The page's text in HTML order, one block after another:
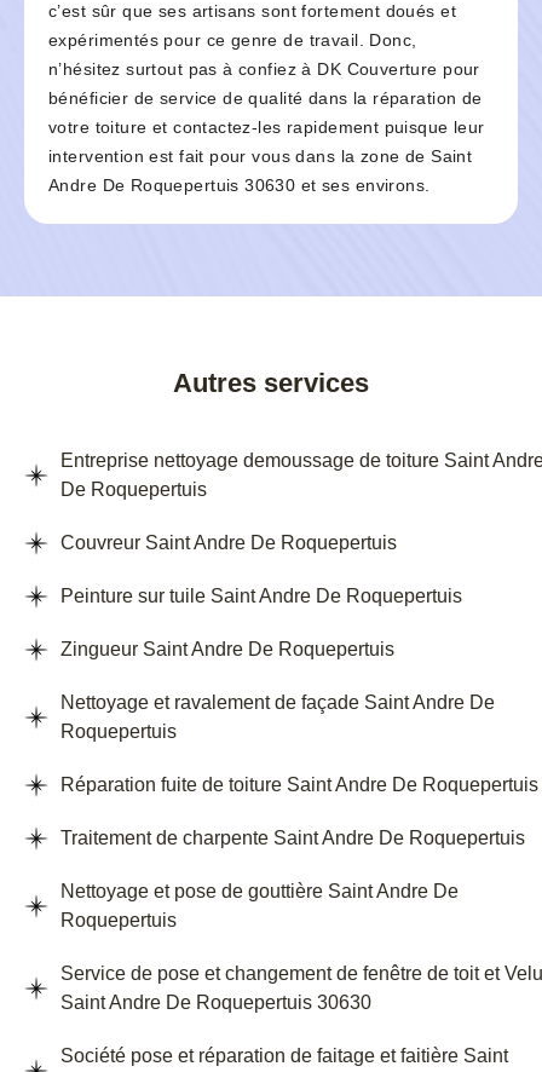
c’est sûr que ses artisans sont fortement doués et
expérimentés pour ce genre de travail. Donc,
n’hésitez surtout pas à confiez à DK Couverture pour
bénéficier de service de qualité dans la réparation de
votre toiture et contactez-les rapidement puisque leur
intervention est fait pour vous dans la zone de Saint
Andre De Roquepertuis 30630 et ses environs.
Autres services
Entreprise nettoyage demoussage de toiture Saint
De Roquepertuis
Couvreur Saint Andre De Roquepertuis
Peinture sur tuile Saint Andre De Roquepertuis
Zingueur Saint Andre De Roquepertuis
Nettoyage et ravalement de façade Saint Andre De
Roquepertuis
Réparation fuite de toiture Saint Andre De Roquepertuis
Traitement de charpente Saint Andre De Roquepertuis
Nettoyage et pose de gouttière Saint Andre De
Roquepertuis
Service de pose et changement de fenêtre de toit et
Saint Andre De Roquepertuis 30630
Société pose et réparation de faitage et faitière Saint